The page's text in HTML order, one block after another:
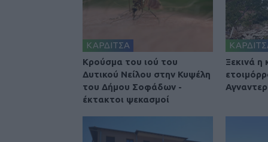
ΚΑΡΔΙΤΣΑ
Κρούσμα του ιού του
Δυτικού Νείλου στην Κυψέλη
του Δήμου Σοφάδων -
έκτακτοι ψεκασμοί
Ξεκινά η